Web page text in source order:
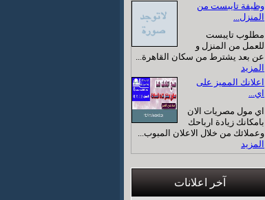
وظيفة تايبست من
المنزل...
مطلوب تايبست
للعمل من المنزل و
عن بعد يشترط من سكان القاهرة...
المزيد
اعلانك المميز على
اي...
اي مول مصريات الان
بامكانك زيادة ارباحك
وعملائك من خلال الاعلان المبوب...
المزيد
آخر اعلانات